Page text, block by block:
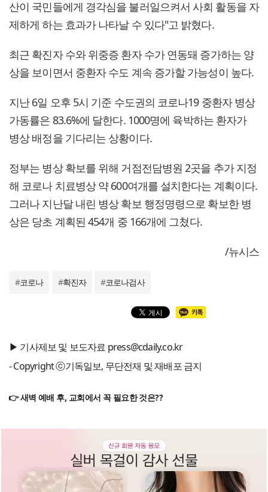
산이 국민들에게 경각심을 불러일으켜서 사회 활동을 자
제하게 하는 효과가 나타날 수 있다"고 밝혔다.
최근 확진자 수와 위중증 환자 수가 연동돼 증가하는 양
상을 보이면서 중환자 수도 계속 증가할 가능성이 높다.
지난 6일 오후 5시 기준 수도권의 코로나19 중환자 병상
가동률은 83.6%에 달한다. 1000명에 육박하는 환자가
병상 배정을 기다리는 상황이다.
정부는 병상 확보를 위해 거점전담병원 2곳을 추가 지정
해 코로나 치료병상 약 600여개를 설치한다는 계획이다.
그러나 지난달 내린 병상 확보 행정명령으로 확보한 병
상은 당초 계획된 454개 중 166개에 그쳤다.
/뉴시스
#코로나 #확진자 #코로나검사
▶ 기사제보 및 보도자료 press@cdaily.co.kr
- Copyright ⓒ기독일보, 무단전재 및 재배포 금지
👉 새벽 예배 후, 교회에서 꼭 필요한 것은??